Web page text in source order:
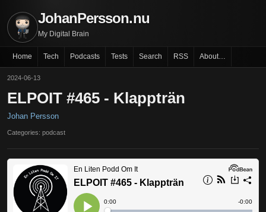
JohanPersson.nu
My Digital Brain
Home Tech Podcasts Tests Search RSS About…
2024-06-13
ELPOIT #465 - Klappträn
Johan Persson
Categories: podcast